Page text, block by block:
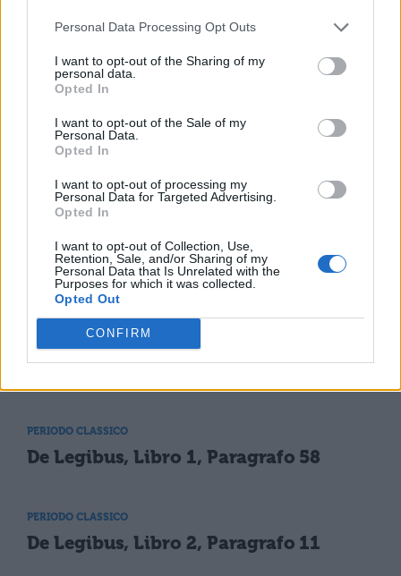
Personal Data Processing Opt Outs
I want to opt-out of the Sharing of my
personal data.
Opted In
I want to opt-out of the Sale of my
Personal Data.
Opted In
I want to opt-out of processing my
Personal Data for Targeted Advertising.
Opted In
I want to opt-out of Collection, Use,
Retention, Sale, and/or Sharing of my
Personal Data that Is Unrelated with the
Purposes for which it was collected.
Opted Out
CONFIRM
TI POTREBBE INTERESSARE
De Legibus, Libro 1, Paragrafo 7
PERIODO CLASSICO
De Legibus, Libro 1, Paragrafo 24
PERIODO CLASSICO
PERIODO CLASSICO
De Legibus, Libro 1, Paragrafo 58
PERIODO CLASSICO
De Legibus, Libro 2, Paragrafo 11